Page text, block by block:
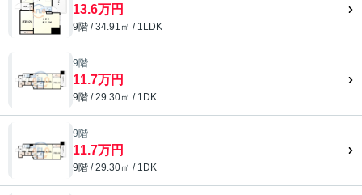
13.6万円
9階 / 34.91㎡ / 1LDK
9階
11.7万円
9階 / 29.30㎡ / 1DK
9階
11.7万円
9階 / 29.30㎡ / 1DK